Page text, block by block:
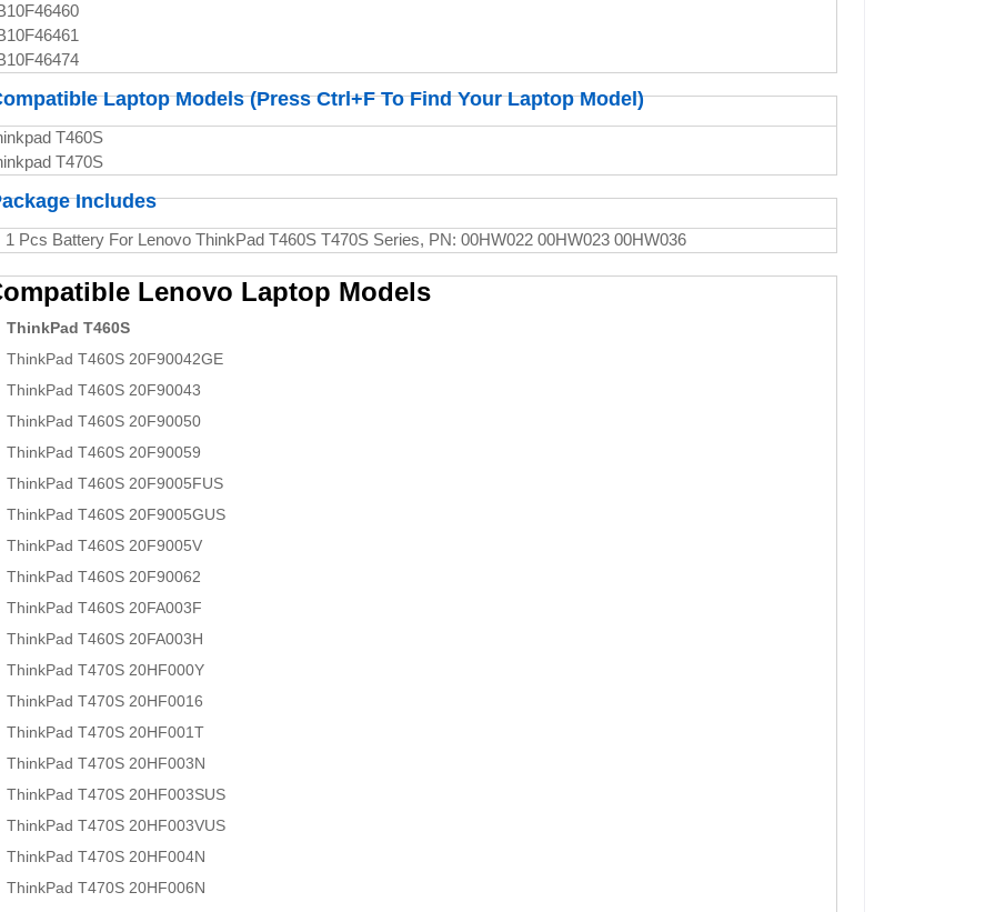
Laptop Models (Press Ctrl+F To Find Your Laptop Model)
T460S
T470S
Includes
Pcs Battery For Lenovo ThinkPad T460S T470S Series, PN: 00HW022 00HW023 00HW036
Lenovo Laptop Models
ThinkPad T460S
ThinkPad T460S 20F90042GE
ThinkPad T460S 20F90043
ThinkPad T460S 20F90050
ThinkPad T460S 20F90059
ThinkPad T460S 20F9005FUS
ThinkPad T460S 20F9005GUS
ThinkPad T460S 20F9005V
ThinkPad T460S 20F90062
ThinkPad T460S 20FA003F
ThinkPad T460S 20FA003H
ThinkPad T470S 20HF000Y
ThinkPad T470S 20HF0016
ThinkPad T470S 20HF001T
ThinkPad T470S 20HF003N
ThinkPad T470S 20HF003SUS
ThinkPad T470S 20HF003VUS
ThinkPad T470S 20HF004N
ThinkPad T470S 20HF006N